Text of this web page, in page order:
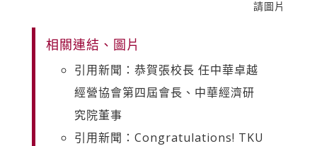
請圖片
相關連結、圖片
引用新聞：恭賀張校長 任中華卓越
經營協會第四屆會長、中華經濟研
究院董事
引用新聞：Congratulations! TKU